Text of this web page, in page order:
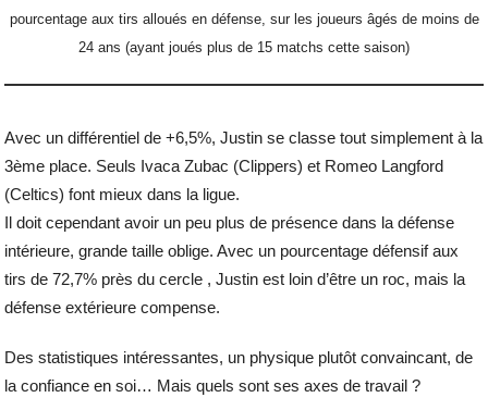
pourcentage aux tirs alloués en défense, sur les joueurs âgés de moins de
24 ans (ayant joués plus de 15 matchs cette saison)
Avec un différentiel de +6,5%, Justin se classe tout simplement à la
3ème place. Seuls Ivaca Zubac (Clippers) et Romeo Langford
(Celtics) font mieux dans la ligue.
Il doit cependant avoir un peu plus de présence dans la défense
intérieure, grande taille oblige. Avec un pourcentage défensif aux
tirs de 72,7% près du cercle , Justin est loin d’être un roc, mais la
défense extérieure compense.
Des statistiques intéressantes, un physique plutôt convaincant, de
la confiance en soi… Mais quels sont ses axes de travail ?